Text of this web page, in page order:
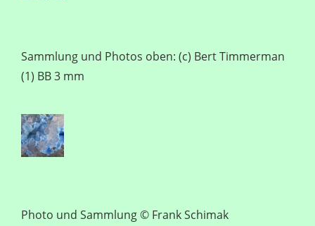
Sammlung und Photos oben: (c) Bert Timmerman
(1) BB 3 mm
Photo und Sammlung © Frank Schimak